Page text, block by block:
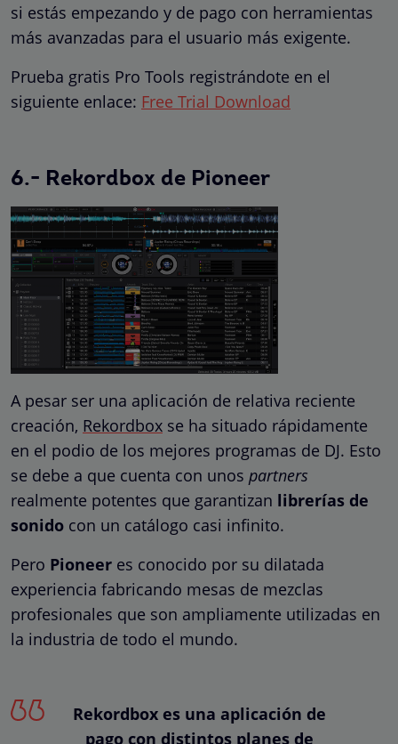
si estás empezando y de pago con herramientas
más avanzadas para el usuario más exigente.
Prueba gratis Pro Tools registrándote en el
siguiente enlace: Free Trial Download
6.- Rekordbox de Pioneer
A pesar ser una aplicación de relativa reciente
creación, Rekordbox se ha situado rápidamente
en el podio de los mejores programas de DJ. Esto
se debe a que cuenta con unos partners
realmente potentes que garantizan librerías de
sonido con un catálogo casi infinito.
Pero Pioneer es conocido por su dilatada
experiencia fabricando mesas de mezclas
profesionales que son ampliamente utilizadas en
la industria de todo el mundo.
Rekordbox es una aplicación de
pago con distintos planes de